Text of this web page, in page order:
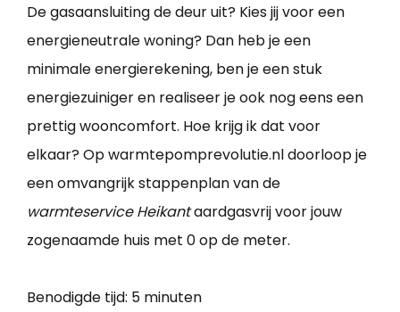
De gasaansluiting de deur uit? Kies jij voor een
energieneutrale woning? Dan heb je een
minimale energierekening, ben je een stuk
energiezuiniger en realiseer je ook nog eens een
prettig wooncomfort. Hoe krijg ik dat voor
elkaar? Op warmtepomprevolutie.nl doorloop je
een omvangrijk stappenplan van de
warmteservice Heikantaardgasvrij voor jouw
zogenaamde huis met 0 op de meter.
Benodigde tijd: 5 minuten